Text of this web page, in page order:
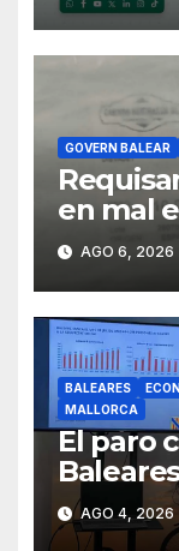
GOVERN BALEAR
en mal
AGO 6, 2026
BALEARES
MALLORCA
El paro
islas
AGO 4, 2026